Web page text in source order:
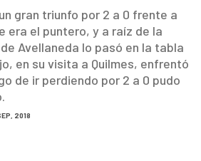
gran triunfo por 2 a 0 frente a
era el puntero, y a raíz de la
Avellaneda lo pasó en la tabla
en su visita a Quilmes, enfrentó
de ir perdiendo por 2 a 0 pudo
2018